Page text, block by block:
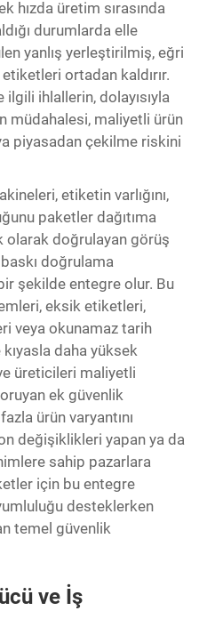
hızda üretim sırasında
durumlarda elle
yanlış yerleştirilmiş, eğri
etiketleri ortadan kaldırır.
ilgili ihlallerin, dolayısıyla
müdahalesi, maliyetli ürün
piyasadan çekilme riskini
etiketin varlığını,
paketler dağıtıma
doğrulayan görüş
doğrulama
şekilde entegre olur. Bu
eksik etiketleri,
veya okunamaz tarih
daha yüksek
üreticileri maliyetli
ek güvenlik
ürün varyantını
değişiklikleri yapan ya da
sahip pazarlara
için bu entegre
desteklerken
temel güvenlik
ve İş